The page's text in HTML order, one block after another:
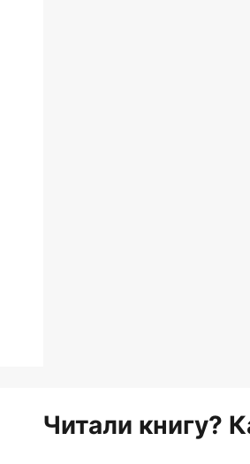
Читали книгу?